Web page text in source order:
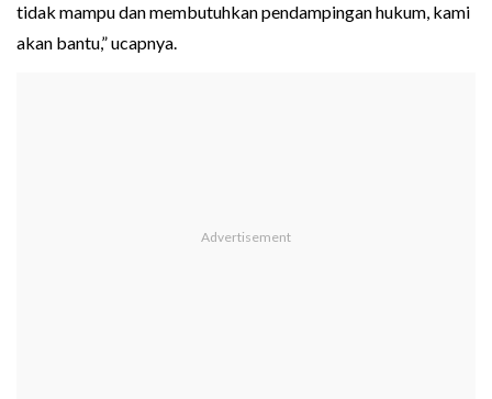
tidak mampu dan membutuhkan pendampingan hukum, kami
akan bantu,” ucapnya.